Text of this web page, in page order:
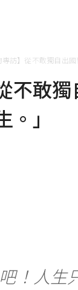
專訪】從不敢獨自出
不敢
」
吧！人